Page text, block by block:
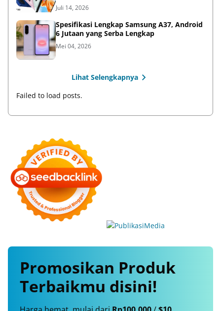
Juli 14, 2026
Spesifikasi Lengkap Samsung A37, Android
6 Jutaan yang Serba Lengkap
Mei 04, 2026
Lihat Selengkapnya
Failed to load posts.
Promosikan Produk
Terbaikmu disini!